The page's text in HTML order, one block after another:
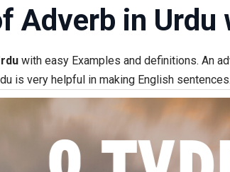
Adverb in Urdu
with easy Examples and definitions. An
is very helpful in making English sentences.